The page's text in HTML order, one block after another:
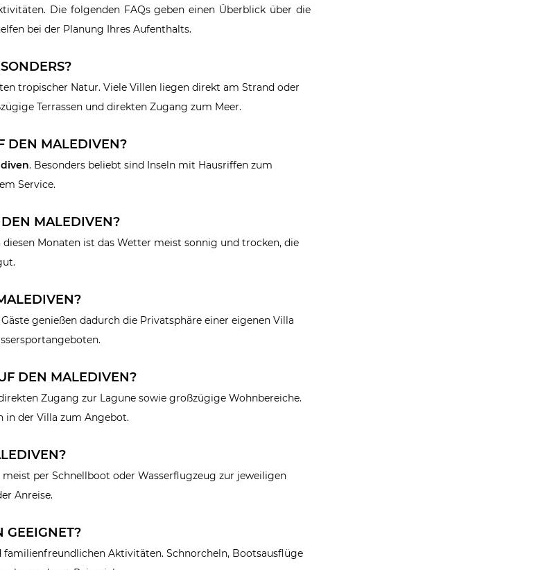
Die folgenden FAQs geben einen Überblick über die
bei der Planung Ihres Aufenthalts.
tropischer Natur. Viele Villen liegen direkt am Strand oder
Terrassen und direkten Zugang zum Meer.
DEN MALEDIVEN?
. Besonders beliebt sind Inseln mit Hausriffen zum
Service.
MALEDIVEN?
Monaten ist das Wetter meist sonnig und trocken, die
genießen dadurch die Privatsphäre einer eigenen Villa
DEN MALEDIVEN?
Zugang zur Lagune sowie großzügige Wohnbereiche.
in der Villa zum Angebot.
per Schnellboot oder Wasserflugzeug zur jeweiligen
Anreise.
GEEIGNET?
Aktivitäten. Schnorcheln, Bootsausflüge